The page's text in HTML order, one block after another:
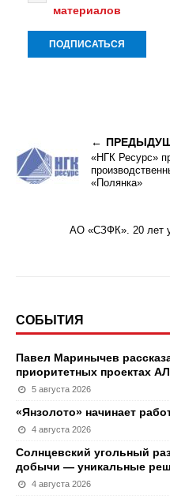
материалов
«НГК Ресурс»
«Полянка»
АО «СЗФК». 20 лет
СОБЫТИЯ
Павел Маринычев
приоритетных проектах
5 августа 2026
«Янзолото» начинает
4 августа 2026
Солнцевский угольный
добычи — уникальные
4 августа 2026